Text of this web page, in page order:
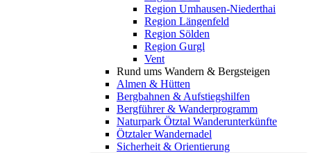
Region Umhausen-Niederthai
Region Längenfeld
Region Sölden
Region Gurgl
Vent
Rund ums Wandern & Bergsteigen
Almen & Hütten
Bergbahnen & Aufstiegshilfen
Bergführer & Wanderprogramm
Naturpark Ötztal Wanderunterkünfte
Ötztaler Wandernadel
Sicherheit & Orientierung